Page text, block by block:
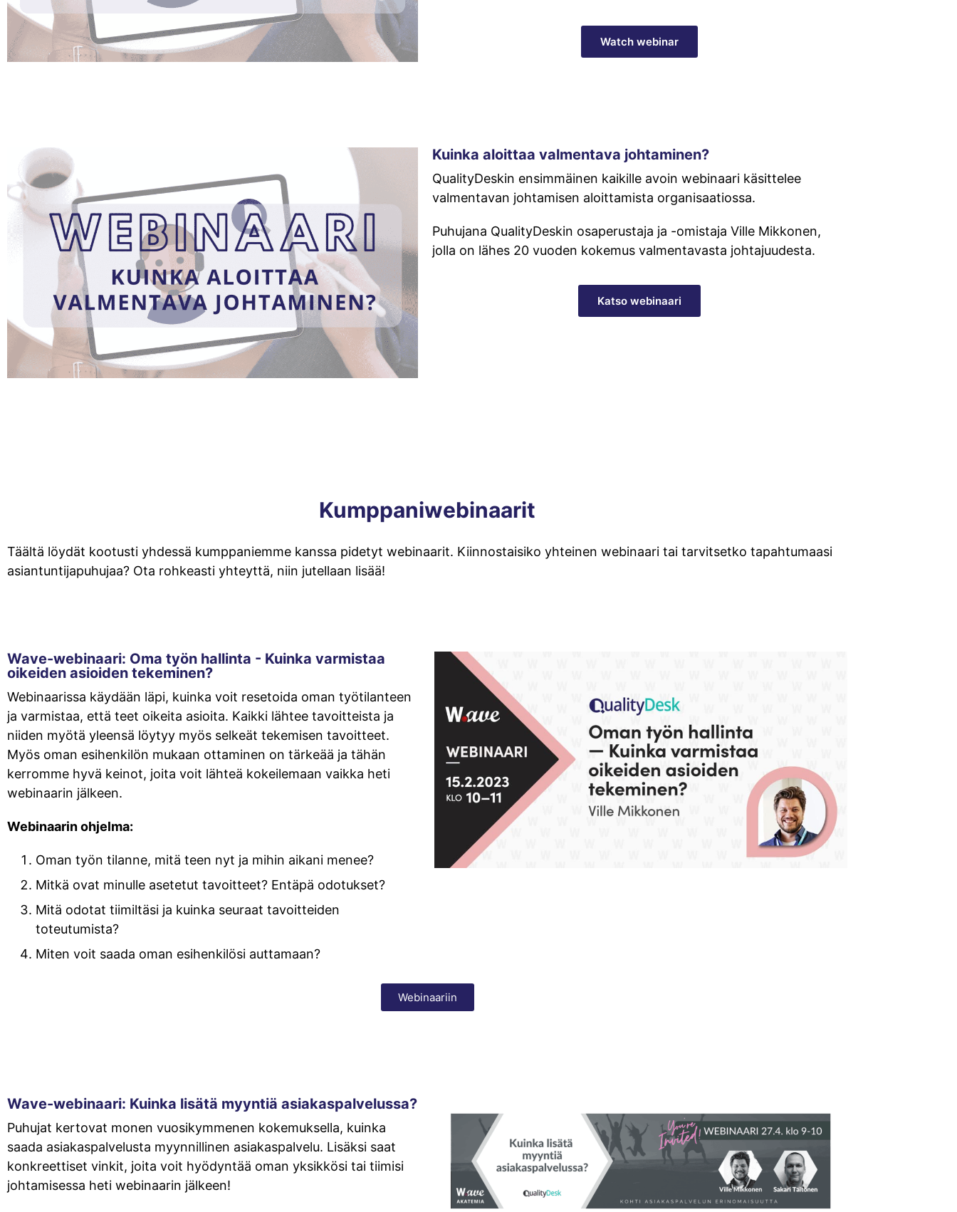
Watch webinar
Kuinka aloittaa valmentava johtaminen?
QualityDeskin ensimmäinen kaikille avoin webinaari käsittelee
valmentavan johtamisen aloittamista organisaatiossa.
Puhujana QualityDeskin osaperustaja ja -omistaja Ville Mikkonen,
jolla on lähes 20 vuoden kokemus valmentavasta johtajuudesta.
Katso webinaari
Kumppaniwebinaarit
Täältä löydät kootusti yhdessä kumppaniemme kanssa pidetyt webinaarit. Kiinnostaisiko yhteinen webinaari tai tarvitsetko tapahtumaasi
asiantuntijapuhujaa? Ota rohkeasti yhteyttä, niin jutellaan lisää!
Wave-webinaari: Oma työn hallinta - Kuinka varmistaa
oikeiden asioiden tekeminen?
Webinaarissa käydään läpi, kuinka voit resetoida oman työtilanteen
ja varmistaa, että teet oikeita asioita. Kaikki lähtee tavoitteista ja
niiden myötä yleensä löytyy myös selkeät tekemisen tavoitteet.
Myös oman esihenkilön mukaan ottaminen on tärkeää ja tähän
kerromme hyvä keinot, joita voit lähteä kokeilemaan vaikka heti
webinaarin jälkeen.
Webinaarin ohjelma:
Oman työn tilanne, mitä teen nyt ja mihin aikani menee?
Mitkä ovat minulle asetetut tavoitteet? Entäpä odotukset?
Mitä odotat tiimiltäsi ja kuinka seuraat tavoitteiden
toteutumista?
Miten voit saada oman esihenkilösi auttamaan?
Webinaariin
Wave-webinaari: Kuinka lisätä myyntiä asiakaspalvelussa?
Puhujat kertovat monen vuosikymmenen kokemuksella, kuinka
saada asiakaspalvelusta myynnillinen asiakaspalvelu. Lisäksi saat
konkreettiset vinkit, joita voit hyödyntää oman yksikkösi tai tiimisi
johtamisessa heti webinaarin jälkeen!